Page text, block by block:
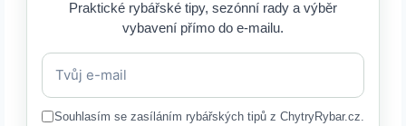
Praktické rybářské tipy, sezónní rady a výběr
vybavení přímo do e-mailu.
Souhlasím se zasíláním rybářských tipů z ChytryRybar.cz.